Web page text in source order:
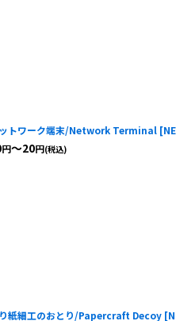
トワーク端末/Network Terminal [
円～20円(税込)
紙細工のおとり/Papercraft Decoy [